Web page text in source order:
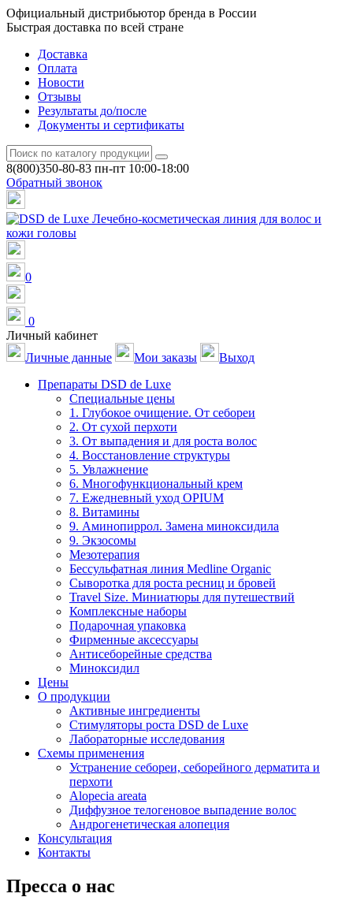
Официальный дистрибьютор бренда в России
Быстрая доставка по всей стране
Доставка
Оплата
Новости
Отзывы
Результаты до/после
Документы и сертификаты
8(800)350-80-83 пн-пт 10:00-18:00
Обратный звонок
0
0
Личный кабинет
Личные данные
Мои заказы
Выход
Препараты DSD de Luxe
Специальные цены
1. Глубокое очищение. От себореи
2. От сухой перхоти
3. От выпадения и для роста волос
4. Восстановление структуры
5. Увлажнение
6. Многофункциональный крем
7. Ежедневный уход OPIUM
8. Витамины
9. Аминопиррол. Замена миноксидила
9. Экзосомы
Мезотерапия
Бессульфатная линия Medline Organic
Сыворотка для роста ресниц и бровей
Travel Size. Миниатюры для путешествий
Комплексные наборы
Подарочная упаковка
Фирменные аксессуары
Антисеборейные средства
Миноксидил
Цены
О продукции
Активные ингредиенты
Стимуляторы роста DSD de Luxe
Лабораторные исследования
Схемы применения
Устранение себореи, себорейного дерматита и
перхоти
Alopecia areata
Диффузное телогеновое выпадение волос
Андрогенетическая алопеция
Консультация
Контакты
Пресса о нас